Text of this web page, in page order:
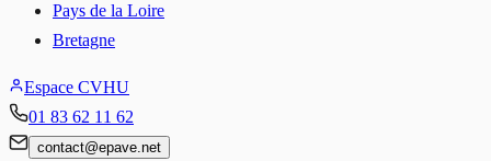
Pays de la Loire
Bretagne
Espace CVHU
01 83 62 11 62
contact@epave.net